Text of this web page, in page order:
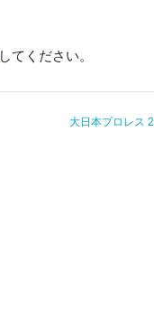
してください。
大日本プロレス